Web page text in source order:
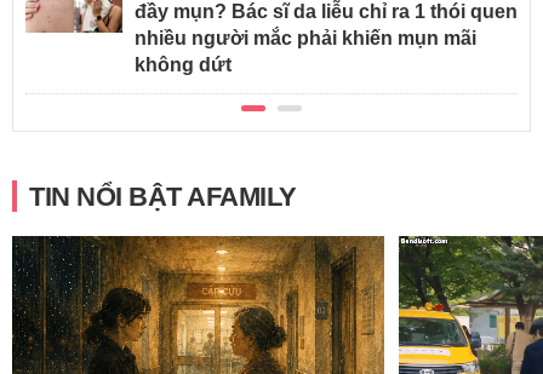
đầy mụn? Bác sĩ da liễu chỉ ra 1 thói quen
nhiều người mắc phải khiến mụn mãi
không dứt
TIN NỔI BẬT AFAMILY